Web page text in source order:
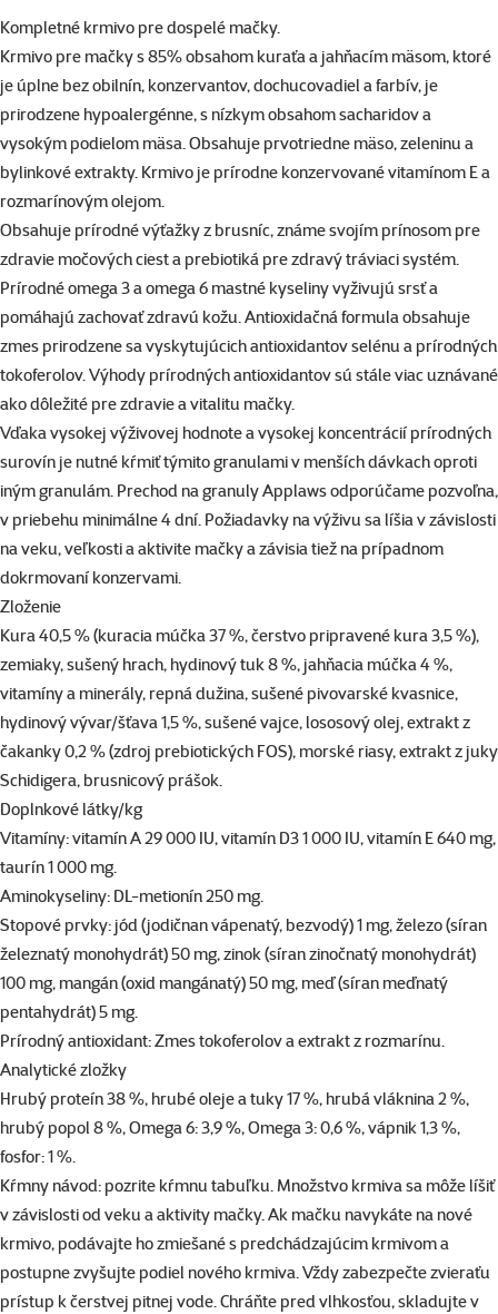
superzoo.product.detail.content
Kompletné krmivo pre dospelé mačky.
Krmivo pre mačky s 85% obsahom kuraťa a jahňacím mäsom, ktoré
je úplne bez obilnín, konzervantov, dochucovadiel a farbív, je
prirodzene hypoalergénne, s nízkym obsahom sacharidov a
vysokým podielom mäsa. Obsahuje prvotriedne mäso, zeleninu a
bylinkové extrakty. Krmivo je prírodne konzervované vitamínom E a
rozmarínovým olejom.
Obsahuje prírodné výťažky z brusníc, známe svojím prínosom pre
zdravie močových ciest a prebiotiká pre zdravý tráviaci systém.
Prírodné omega 3 a omega 6 mastné kyseliny vyživujú srsť a
pomáhajú zachovať zdravú kožu. Antioxidačná formula obsahuje
zmes prirodzene sa vyskytujúcich antioxidantov selénu a prírodných
tokoferolov. Výhody prírodných antioxidantov sú stále viac uznávané
ako dôležité pre zdravie a vitalitu mačky.
Vďaka vysokej výživovej hodnote a vysokej koncentrácií prírodných
surovín je nutné kŕmiť týmito granulami v menších dávkach oproti
iným granulám. Prechod na granuly Applaws odporúčame pozvoľna,
v priebehu minimálne 4 dní. Požiadavky na výživu sa líšia v závislosti
na veku, veľkosti a aktivite mačky a závisia tiež na prípadnom
dokrmovaní konzervami.
Zloženie
Kura 40,5 % (kuracia múčka 37 %, čerstvo pripravené kura 3,5 %),
zemiaky, sušený hrach, hydinový tuk 8 %, jahňacia múčka 4 %,
vitamíny a minerály, repná dužina, sušené pivovarské kvasnice,
hydinový vývar/šťava 1,5 %, sušené vajce, lososový olej, extrakt z
čakanky 0,2 % (zdroj prebiotických FOS), morské riasy, extrakt z juky
Schidigera, brusnicový prášok.
Doplnkové látky/kg
Vitamíny: vitamín A 29 000 IU, vitamín D3 1 000 IU, vitamín E 640 mg,
taurín 1 000 mg.
Aminokyseliny: DL-metionín 250 mg.
Stopové prvky: jód (jodičnan vápenatý, bezvodý) 1 mg, železo (síran
železnatý monohydrát) 50 mg, zinok (síran zinočnatý monohydrát)
100 mg, mangán (oxid mangánatý) 50 mg, meď (síran meďnatý
pentahydrát) 5 mg.
Prírodný antioxidant: Zmes tokoferolov a extrakt z rozmarínu.
Analytické zložky
Hrubý proteín 38 %, hrubé oleje a tuky 17 %, hrubá vláknina 2 %,
hrubý popol 8 %, Omega 6: 3,9 %, Omega 3: 0,6 %, vápnik 1,3 %,
fosfor: 1 %.
Kŕmny návod: pozrite kŕmnu tabuľku. Množstvo krmiva sa môže líšiť
v závislosti od veku a aktivity mačky. Ak mačku navykáte na nové
krmivo, podávajte ho zmiešané s predchádzajúcim krmivom a
postupne zvyšujte podiel nového krmiva. Vždy zabezpečte zvieraťu
prístup k čerstvej pitnej vode. Chráňte pred vlhkosťou, skladujte v